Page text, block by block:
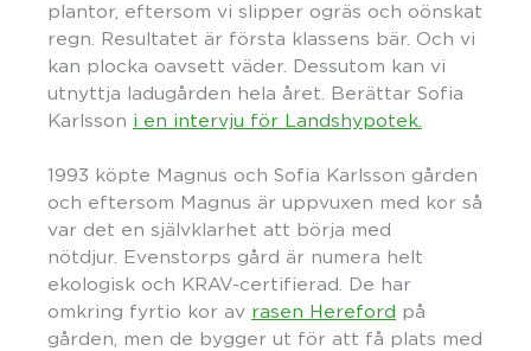
plantor, eftersom vi slipper ogräs och oönskat
regn. Resultatet är första klassens bär. Och vi
kan plocka oavsett väder. Dessutom kan vi
utnyttja ladugården hela året. Berättar Sofia
Karlsson i en intervju för Landshypotek.
1993 köpte Magnus och Sofia Karlsson gården
och eftersom Magnus är uppvuxen med kor så
var det en självklarhet att börja med
nötdjur. Evenstorps gård är numera helt
ekologisk och KRAV-certifierad. De har
omkring fyrtio kor av rasen Hereford på
gården, men de bygger ut för att få plats med